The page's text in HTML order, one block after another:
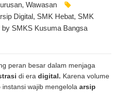
, Wawasan
Digital, SMK Hebat, SMK
by SMKS Kusuma Bangsa
peran besar dalam menjaga
di era digital. Karena volume
wajib mengelola arsip